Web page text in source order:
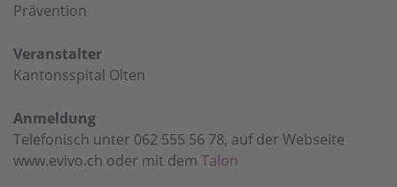
Prävention
Veranstalter
Kantonsspital Olten
Anmeldung
Telefonisch unter 062 555 56 78, auf der Webseite
www.evivo.ch oder mit dem Talon